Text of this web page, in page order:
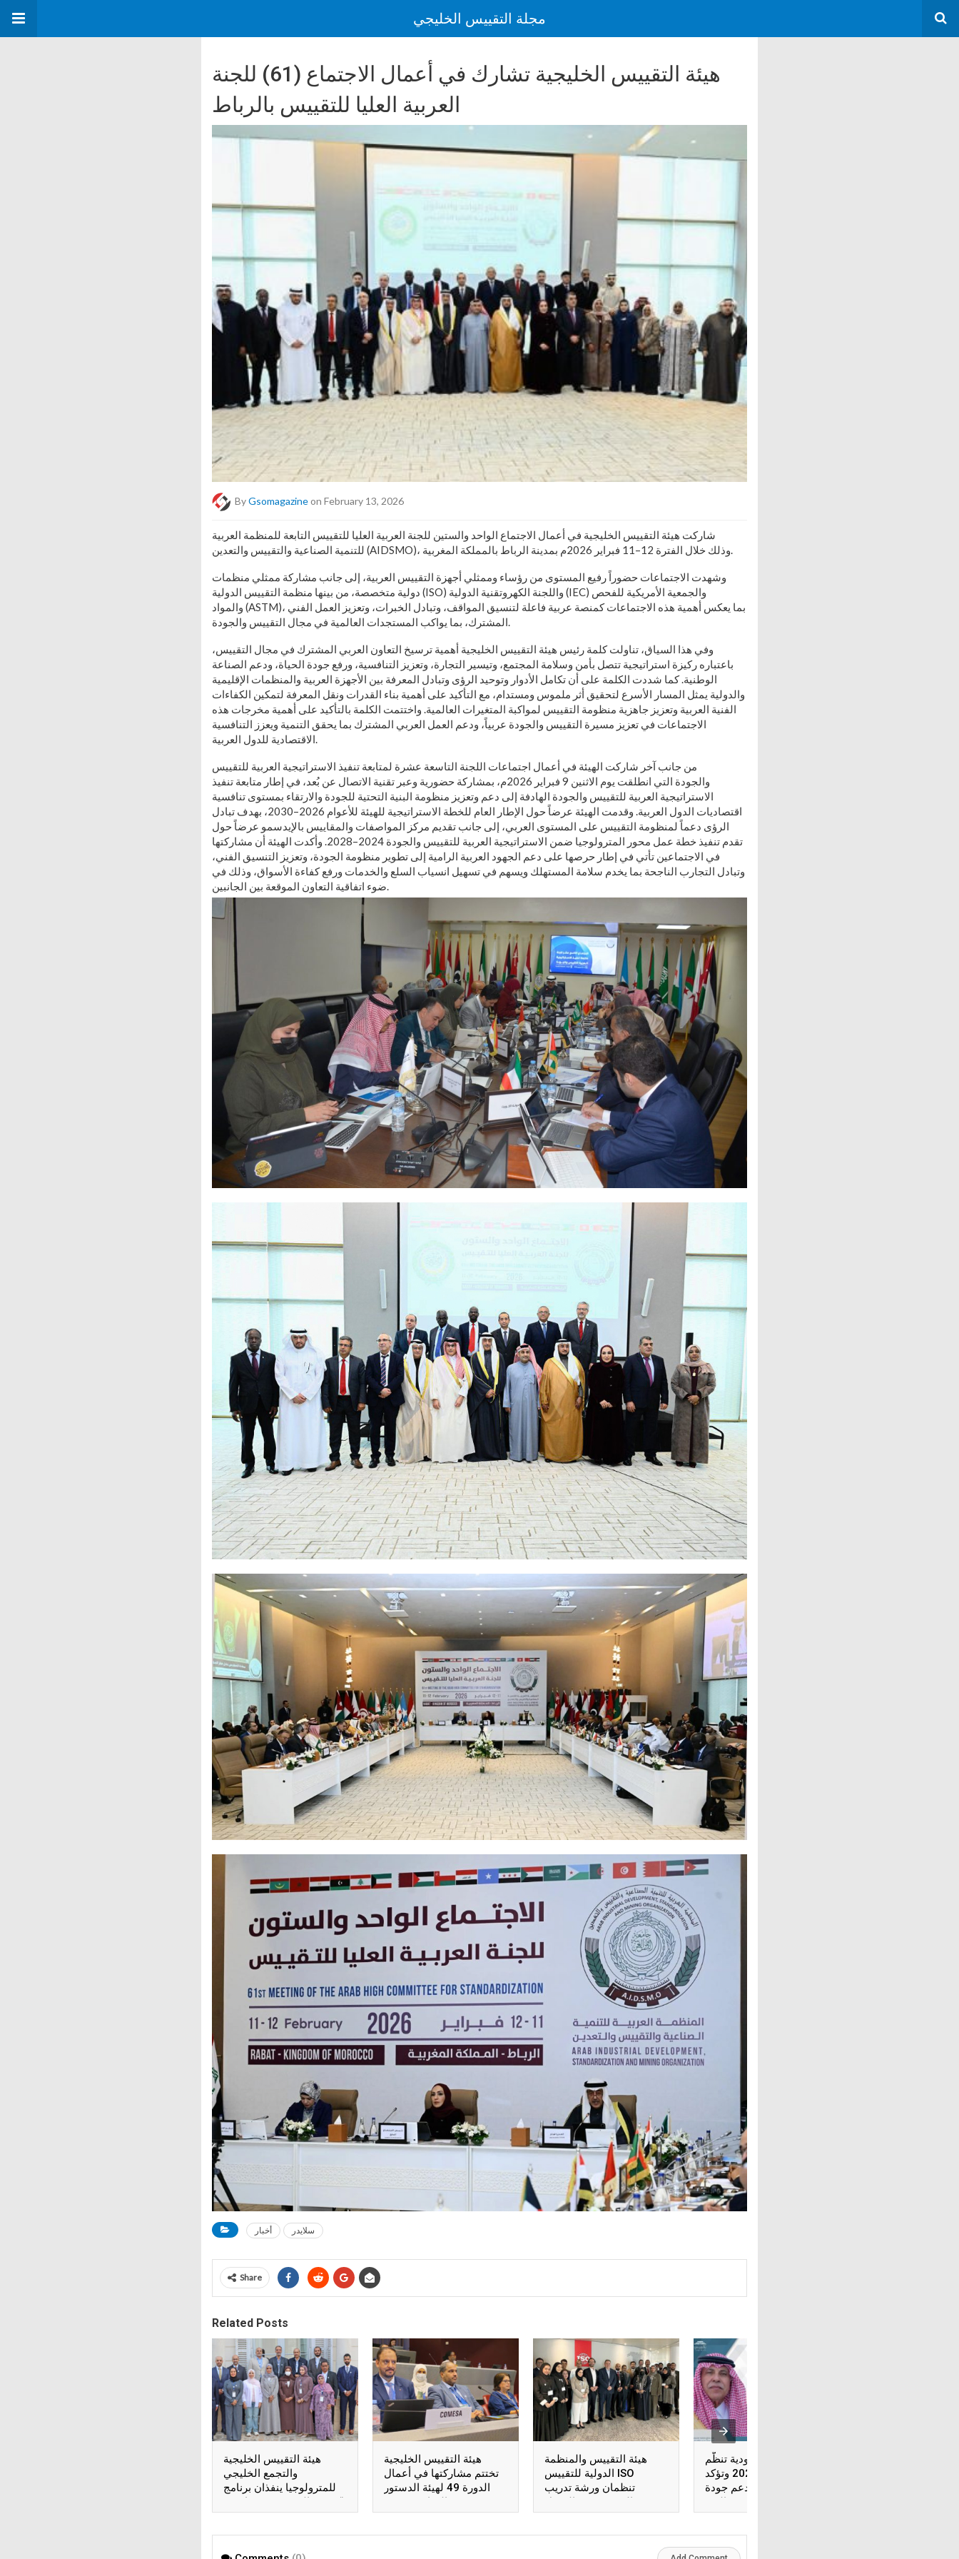
مجلة التقييس الخليجي
هيئة التقييس الخليجية تشارك في أعمال الاجتماع (61) للجنة
العربية العليا للتقييس بالرباط
ByGsomagazineon February 13, 2026
شاركت هيئة التقييس الخليجية في أعمال الاجتماع الواحد والستين للجنة العربية العليا للتقييس التابعة للمنظمة العربية
للتنمية الصناعية والتقييس والتعدين (AIDSMO)، وذلك خلال الفترة 12–11 فبراير 2026م بمدينة الرباط بالمملكة المغربية.
وشهدت الاجتماعات حضوراً رفيع المستوى من رؤساء وممثلي أجهزة التقييس العربية، إلى جانب مشاركة ممثلي منظمات
دولية متخصصة، من بينها منظمة التقييس الدولية (ISO) واللجنة الكهروتقنية الدولية (IEC) والجمعية الأمريكية للفحص
والمواد (ASTM)، بما يعكس أهمية هذه الاجتماعات كمنصة عربية فاعلة لتنسيق المواقف، وتبادل الخبرات، وتعزيز العمل الفني
المشترك، بما يواكب المستجدات العالمية في مجال التقييس والجودة.
وفي هذا السياق، تناولت كلمة رئيس هيئة التقييس الخليجية أهمية ترسيخ التعاون العربي المشترك في مجال التقييس،
باعتباره ركيزة استراتيجية تتصل بأمن وسلامة المجتمع، وتيسير التجارة، وتعزيز التنافسية، ورفع جودة الحياة، ودعم الصناعة
الوطنية. كما شددت الكلمة على أن تكامل الأدوار وتوحيد الرؤى وتبادل المعرفة بين الأجهزة العربية والمنظمات الإقليمية
والدولية يمثل المسار الأسرع لتحقيق أثر ملموس ومستدام، مع التأكيد على أهمية بناء القدرات ونقل المعرفة لتمكين الكفاءات
الفنية العربية وتعزيز جاهزية منظومة التقييس لمواكبة المتغيرات العالمية. واختتمت الكلمة بالتأكيد على أهمية مخرجات هذه
الاجتماعات في تعزيز مسيرة التقييس والجودة عربياً، ودعم العمل العربي المشترك بما يحقق التنمية ويعزز التنافسية
الاقتصادية للدول العربية.
من جانب آخر شاركت الهيئة في أعمال اجتماعات اللجنة التاسعة عشرة لمتابعة تنفيذ الاستراتيجية العربية للتقييس
والجودة التي انطلقت يوم الاثنين 9 فبراير 2026م، بمشاركة حضورية وعبر تقنية الاتصال عن بُعد، في إطار متابعة تنفيذ
الاستراتيجية العربية للتقييس والجودة الهادفة إلى دعم وتعزيز منظومة البنية التحتية للجودة والارتقاء بمستوى تنافسية
اقتصاديات الدول العربية. وقدمت الهيئة عرضاً حول الإطار العام للخطة الاستراتيجية للهيئة للأعوام 2026–2030، بهدف تبادل
الرؤى دعماً لمنظومة التقييس على المستوى العربي، إلى جانب تقديم مركز المواصفات والمقاييس بالإيدسمو عرضاً حول
تقدم تنفيذ خطة عمل محور المترولوجيا ضمن الاستراتيجية العربية للتقييس والجودة 2024–2028. وأكدت الهيئة أن مشاركتها
في الاجتماعين تأتي في إطار حرصها على دعم الجهود العربية الرامية إلى تطوير منظومة الجودة، وتعزيز التنسيق الفني،
وتبادل التجارب الناجحة بما يخدم سلامة المستهلك ويسهم في تسهيل انسياب السلع والخدمات ورفع كفاءة الأسواق، وذلك في
ضوء اتفاقية التعاون الموقعة بين الجانبين.
أخبار سلايدر
Share
Related Posts
هيئة التقييس الخليجية
والتجمع الخليجي
للمترولوجيا ينفذان برنامج
“جسور المعرفة” في باريس
هيئة التقييس الخليجية
تختتم مشاركتها في أعمال
الدورة 49 لهيئة الدستور
الغذائي بجنيف
هيئة التقييس والمنظمة
الدولية للتقييس ISO
تنظمان ورشة تدريب
المدربين في التحول
الرقمي للتقييس
المواصفات السعودية تنظّم
ملتقى القياس 2026 وتؤكد
دور المعايرة في دعم جودة
الحياة وتعزيز الثقة